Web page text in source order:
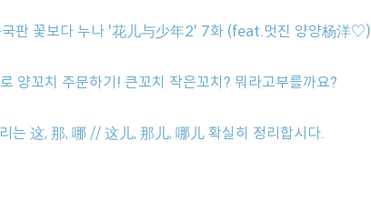
국판 꽃보다 누나 '花儿与少年2' 7화 (feat.멋진 양양杨洋♡)
양꼬치 주문하기! 큰꼬치 작은꼬치? 뭐라고부를까요?
는 这, 那, 哪 // 这儿, 那儿, 哪儿 확실히 정리합시다.